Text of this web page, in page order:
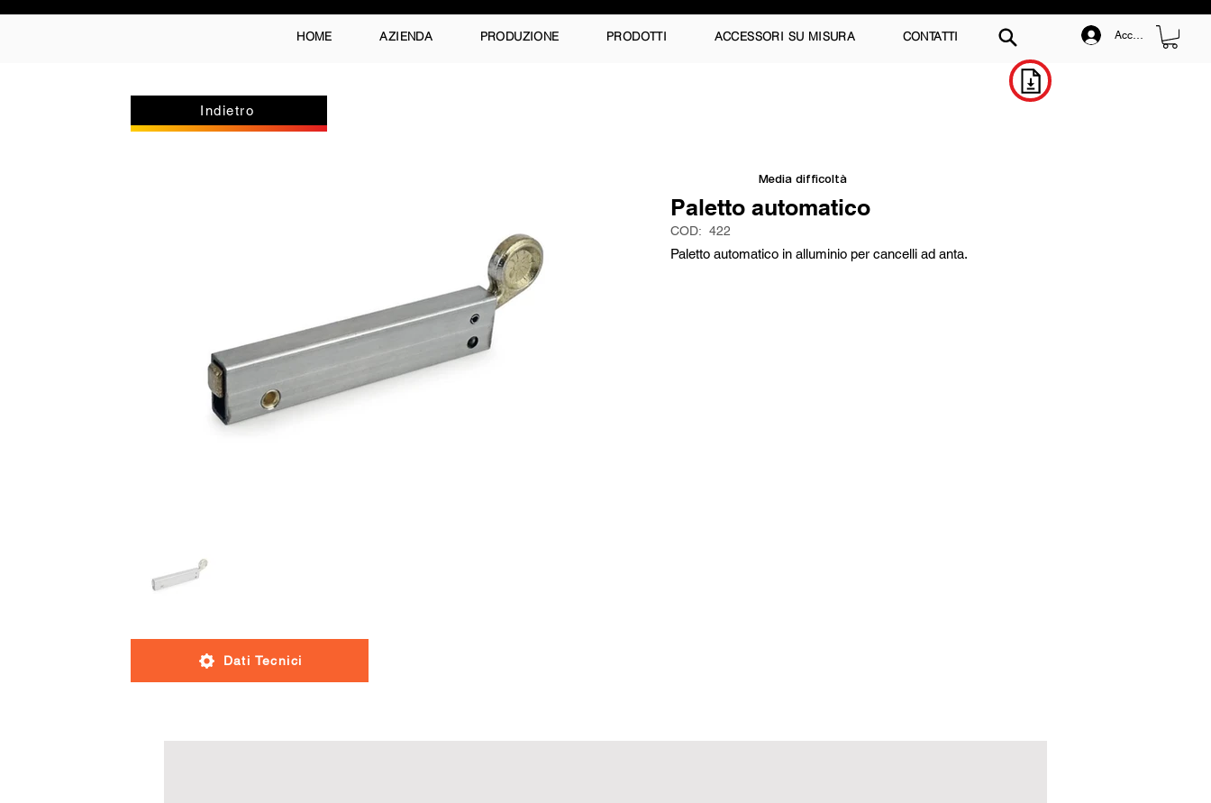
Accedi
HOME AZIENDA PRODUZIONE PRODOTTI ACCESSORI SU MISURA CONTATTI
Indietro
Dati Tecnici
Media difficoltà
Paletto automatico
COD: 422
Paletto automatico in alluminio per cancelli ad anta.